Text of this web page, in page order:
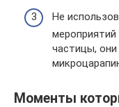
Не
частицы,
Моменты